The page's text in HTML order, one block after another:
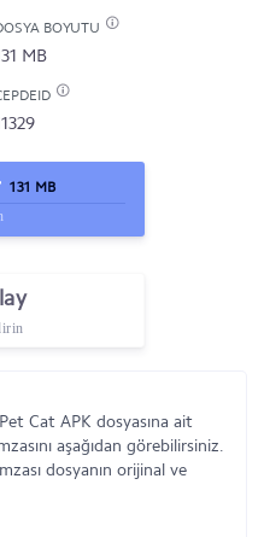
BOYUTU
MB
131 MB
Cat APK dosyasına ait
aşağıdan görebilirsiniz.
dosyanın orijinal ve